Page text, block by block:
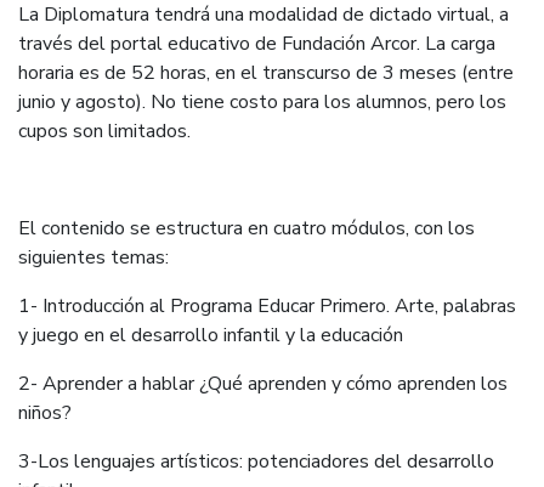
La Diplomatura tendrá una modalidad de dictado virtual, a
través del portal educativo de Fundación Arcor. La carga
horaria es de 52 horas, en el transcurso de 3 meses (entre
junio y agosto). No tiene costo para los alumnos, pero los
cupos son limitados.
El contenido se estructura en cuatro módulos, con los
siguientes temas:
1- Introducción al Programa Educar Primero. Arte, palabras
y juego en el desarrollo infantil y la educación
2- Aprender a hablar ¿Qué aprenden y cómo aprenden los
niños?
3-Los lenguajes artísticos: potenciadores del desarrollo